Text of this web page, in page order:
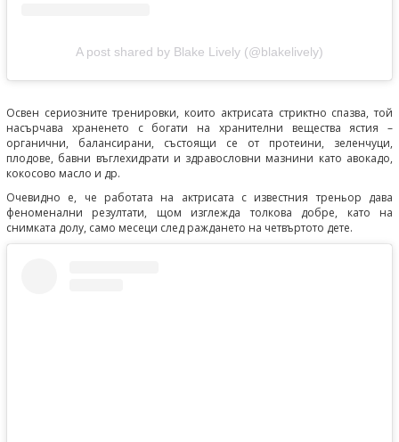
A post shared by Blake Lively (@blakelively)
Освен сериозните тренировки, които актрисата стриктно спазва, той
насърчава храненето с богати на хранителни вещества ястия –
органични, балансирани, състоящи се от протеини, зеленчуци,
плодове, бавни въглехидрати и здравословни мазнини като авокадо,
кокосово масло и др.
Очевидно е, че работата на актрисата с известния треньор дава
феноменални резултати, щом изглежда толкова добре, като на
снимката долу, само месеци след раждането на четвъртото дете.